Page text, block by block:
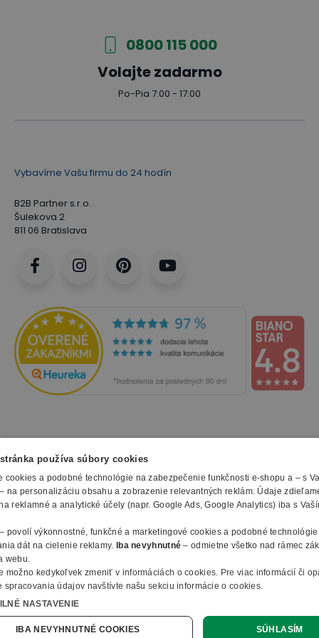
0800 115 000
Volajte zadarmo
Po-Pia 7:00 - 17:00
Vybavíme Vašu firmu do 24 hodín
B2B Partner s.r.o.
Šulekova 2
811 06 Bratislava
NAKUPOVANIE
Všetko o nákupe
Obchodné podmienky
Spôsoby platby
Záruky, servis a reklamácie
Ochrana osobných údajov
Informácie o cookies
Ako nakupovať
Online dopyt
SLUŽBY
Reklamačný formulár
E-procurement
Vlastná výroba nábytku
Vyhlásenie o prístupnosti
O FIRME
O nás
Kontakty
Členstvo v organizáciach
B2B Partner ČR
B2B Partner Poľsko
© 2010 - 2026 B2B Partner s.r.o. - Všetky práva vyhradené.
Profesionálny e-shop na mieru
používa súbory cookies
cookies a podobné technológie na zabezpečenie funkčnosti e-shopu a – s
na personalizáciu obsahu a zobrazenie relevantných reklám. Údaje
reklamné a analytické účely (napr. Google Ads, Google Analytics) iba s
povolí výkonnostné, funkčné a marketingové cookies a podobné
dát na cielenie reklamy.
Iba nevyhnutné – odmietne všetko nad rámec
webu.
možno kedykoľvek zmeniť v informáciách o cookies. Pre viac informácií či
spracovania údajov navštívte našu sekciu informácie o cookies.
NASTAVENIE
SÚHLASÍM
IBA NEVYHNUTNÉ COOKIES